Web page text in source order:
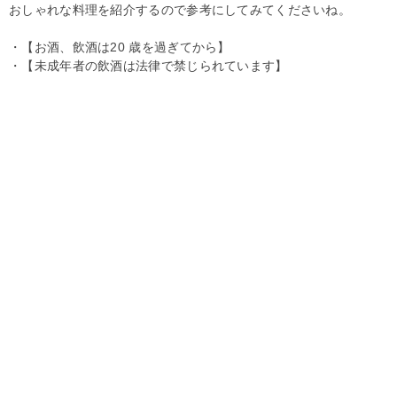
おしゃれな料理を紹介するので参考にしてみてくださいね。
・【お酒、飲酒は20 歳を過ぎてから】
・【未成年者の飲酒は法律で禁じられています】